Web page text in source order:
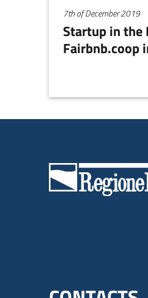
7th of December 2019
Startup in the
Fairbnb.coop